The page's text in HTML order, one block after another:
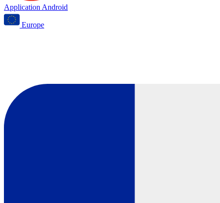
Application Android
Europe